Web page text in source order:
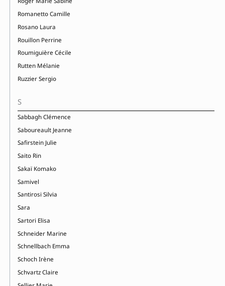
Romanetto Camille
Rosano Laura
Rouillon Perrine
Roumiguière Cécile
Rutten Mélanie
Ruzzier Sergio
S
Sabbagh Clémence
Saboureault Jeanne
Safirstein Julie
Saito Rin
Sakaï Komako
Samivel
Santirosi Silvia
Sara
Sartori Elisa
Schneider Marine
Schnellbach Emma
Schoch Irène
Schvartz Claire